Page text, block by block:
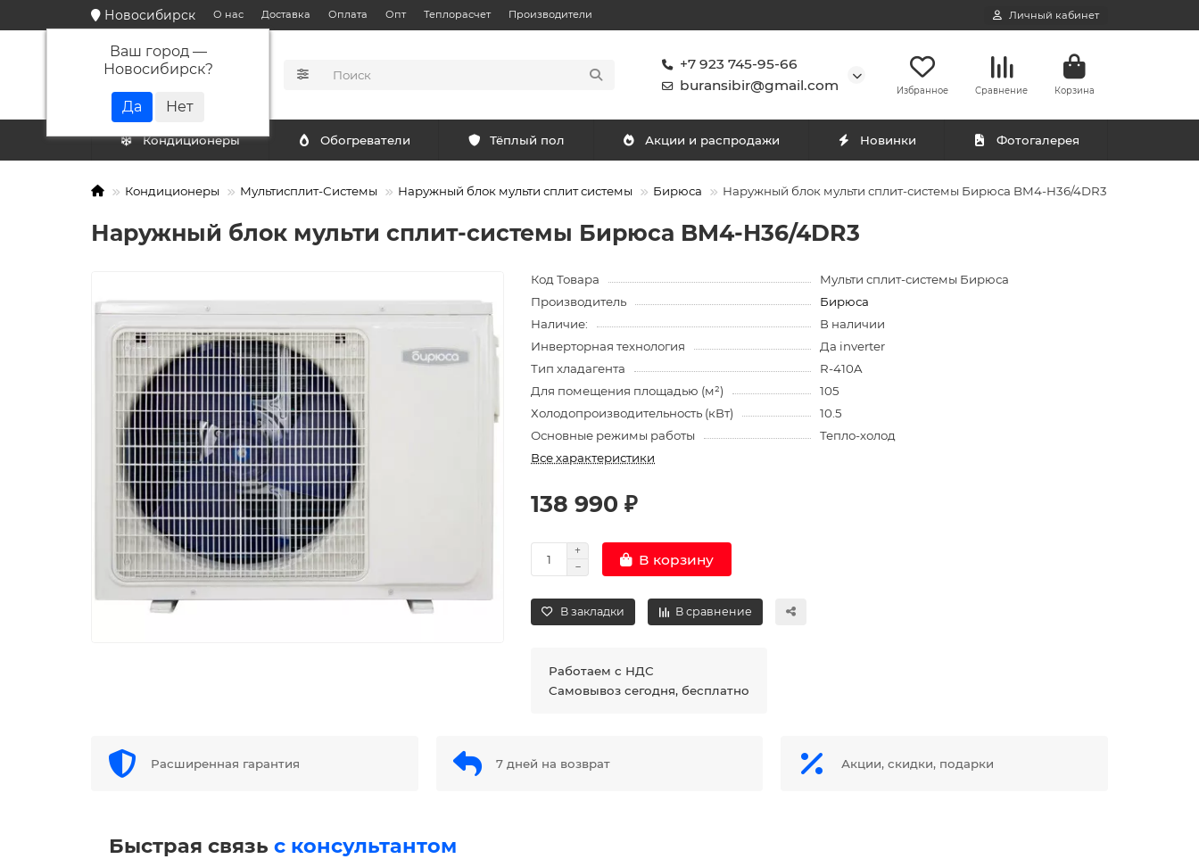
Новосибирск
Ваш город —
Новосибирск?
О нас Доставка Оплата Опт Теплорасчет Производители Личный кабинет
КАТАЛОГ
+7 923 745-95-66
buransibir@gmail.com
Избранное Сравнение Корзина
Кондиционеры Обогреватели Тёплый пол Акции и распродажи Новинки Фотогалерея
Кондиционеры Мультисплит-Системы Наружный блок мульти сплит системы Бирюса Наружный блок мульти сплит-системы Бирюса BM4-H36/4DR3
Наружный блок мульти сплит-системы Бирюса BM4-H36/4DR3
Код Товара
Мульти сплит-системы Бирюса
Производитель
Бирюса
Наличие:
В наличии
Инверторная технология
Да inverter
Тип хладагента
R-410A
Для помещения площадью (м²)
105
Холодопроизводительность (кВт)
10.5
Основные режимы работы
Тепло-холод
Все характеристики
138 990 ₽
В корзину
В закладки В сравнение
Работаем с НДС
Самовывоз сегодня, бесплатно
Расширенная гарантия 7 дней на возврат Акции, скидки, подарки
Быстрая связь с консультантом